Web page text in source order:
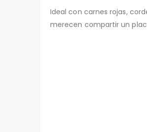
Ideal con carnes rojas,
merecen compartir un